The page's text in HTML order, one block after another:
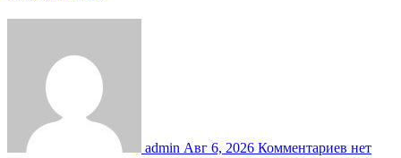
admin Авг 6, 2026 Комментариев нет